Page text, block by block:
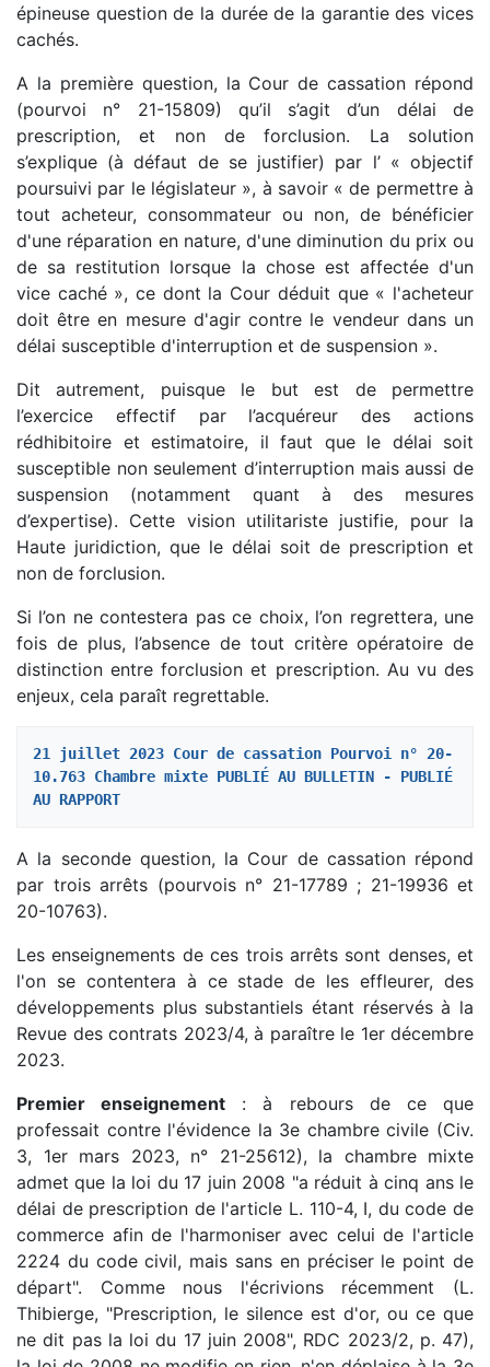
épineuse question de la durée de la garantie des vices
cachés.
A la première question, la Cour de cassation répond
(pourvoi n° 21-15809) qu’il s’agit d’un délai de
prescription, et non de forclusion. La solution
s’explique (à défaut de se justifier) par l’ « objectif
poursuivi par le législateur », à savoir « de permettre à
tout acheteur, consommateur ou non, de bénéficier
d'une réparation en nature, d'une diminution du prix ou
de sa restitution lorsque la chose est affectée d'un
vice caché », ce dont la Cour déduit que « l'acheteur
doit être en mesure d'agir contre le vendeur dans un
délai susceptible d'interruption et de suspension ».
Dit autrement, puisque le but est de permettre
l’exercice effectif par l’acquéreur des actions
rédhibitoire et estimatoire, il faut que le délai soit
susceptible non seulement d’interruption mais aussi de
suspension (notamment quant à des mesures
d’expertise). Cette vision utilitariste justifie, pour la
Haute juridiction, que le délai soit de prescription et
non de forclusion.
Si l’on ne contestera pas ce choix, l’on regrettera, une
fois de plus, l’absence de tout critère opératoire de
distinction entre forclusion et prescription. Au vu des
enjeux, cela paraît regrettable.
21 juillet 2023 Cour de cassation Pourvoi n° 20-
10.763 Chambre mixte PUBLIÉ AU BULLETIN - PUBLIÉ
AU RAPPORT
A la seconde question, la Cour de cassation répond
par trois arrêts (pourvois n° 21-17789 ; 21-19936 et
20-10763).
Les enseignements de ces trois arrêts sont denses, et
l'on se contentera à ce stade de les effleurer, des
développements plus substantiels étant réservés à la
Revue des contrats 2023/4, à paraître le 1er décembre
2023.
Premier enseignement : à rebours de ce que
professait contre l'évidence la 3e chambre civile (Civ.
3, 1er mars 2023, n° 21-25612), la chambre mixte
admet que la loi du 17 juin 2008 "a réduit à cinq ans le
délai de prescription de l'article L. 110-4, I, du code de
commerce afin de l'harmoniser avec celui de l'article
2224 du code civil, mais sans en préciser le point de
départ". Comme nous l'écrivions récemment (L.
Thibierge, "Prescription, le silence est d'or, ou ce que
ne dit pas la loi du 17 juin 2008", RDC 2023/2, p. 47),